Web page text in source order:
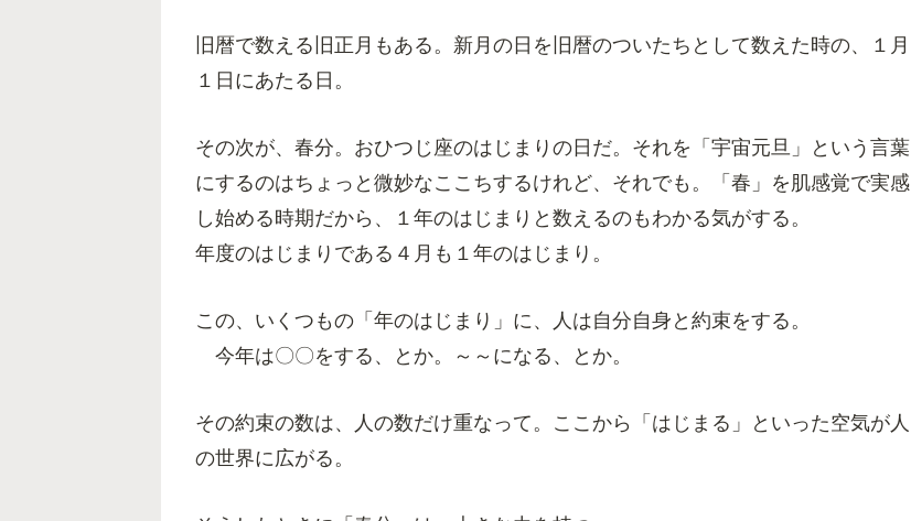
旧暦で数える旧正月もある。新月の日を旧暦のついたちとして数えた時の、１月
１日にあたる日。
その次が、春分。おひつじ座のはじまりの日だ。それを「宇宙元旦」という言葉
にするのはちょっと微妙なここちするけれど、それでも。「春」を肌感覚で実感
し始める時期だから、１年のはじまりと数えるのもわかる気がする。
年度のはじまりである４月も１年のはじまり。
この、いくつもの「年のはじまり」に、人は自分自身と約束をする。
今年は〇〇をする、とか。～～になる、とか。
その約束の数は、人の数だけ重なって。ここから「はじまる」といった空気が人
の世界に広がる。